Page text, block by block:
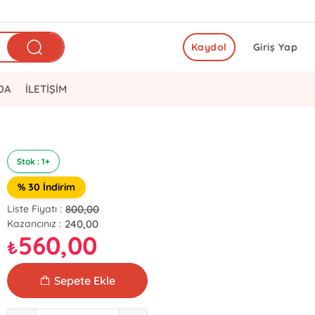
Giriş Yap
Kaydol
İLETİŞİM
Stok : 1+
% 30 İndirim
Liste Fiyatı : 800,00
Kazancınız : 240,00
₺560,00
Sepete Ekle